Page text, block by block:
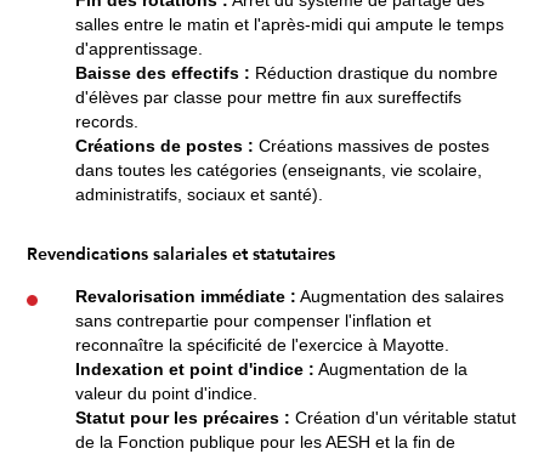
salles entre le matin et l'après-midi qui ampute le temps
d'apprentissage.
Baisse des effectifs : Réduction drastique du nombre
d'élèves par classe pour mettre fin aux sureffectifs
records.
Créations de postes : Créations massives de postes
dans toutes les catégories (enseignants, vie scolaire,
administratifs, sociaux et santé).
Revendications salariales et statutaires
Revalorisation immédiate : Augmentation des salaires
sans contrepartie pour compenser l'inflation et
reconnaître la spécificité de l'exercice à Mayotte.
Indexation et point d'indice : Augmentation de la
valeur du point d'indice.
Statut pour les précaires : Création d'un véritable statut
de la Fonction publique pour les AESH et la fin de